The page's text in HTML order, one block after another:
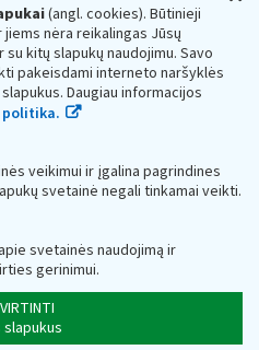
(angl. cookies). Būtinieji
nėra reikalingas Jūsų
kitų slapukų naudojimu. Savo
pakeisdami interneto naršyklės
Daugiau informacijos
veikimui ir įgalina pagrindines
svetainė negali tinkamai veikti.
svetainės naudojimą ir
gerinimui.
slapukus
kodas — 188659752,
Vilnius, Lietuva, el.paštas:
adresas 188659752
inspekciją prie Lietuvos
ir saugomi Juridinių